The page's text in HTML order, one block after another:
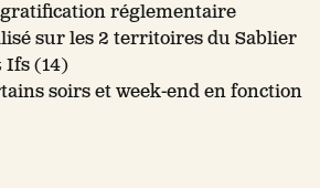
réglementaire
sur les 2 territoires du Sablier
Ifs (14)
soirs et week-end en fonction